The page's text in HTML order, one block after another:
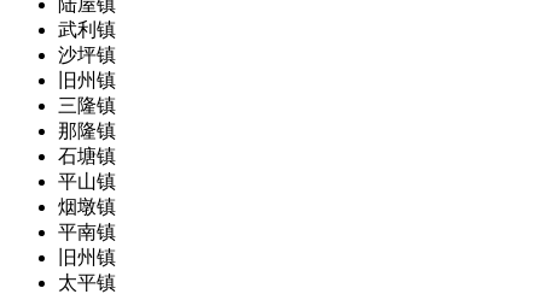
陆屋镇
武利镇
沙坪镇
旧州镇
三隆镇
那隆镇
石塘镇
平山镇
烟墩镇
平南镇
旧州镇
太平镇